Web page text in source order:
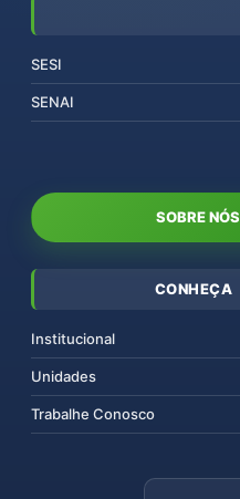
SESI
SENAI
SOBRE NÓS
CONHEÇA
Institucional
Unidades
Trabalhe Conosco